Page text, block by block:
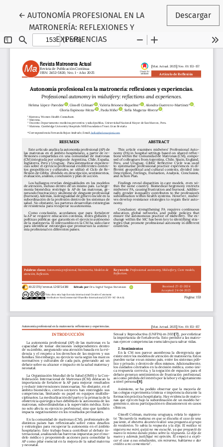
←Volver a los detalles del artículo
AUTONOMÍA PROFESIONAL EN LA
MATRONERÍA: REFLEXIONES Y
EXPERIENCIAS
Descargar